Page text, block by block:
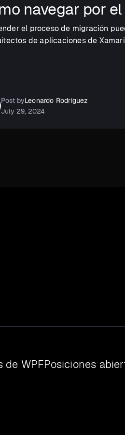
navegar por
el proceso de migración
de aplicaciones de
Post byLeonardo Rodriguez
July 29, 2024
de WPFPosiciones